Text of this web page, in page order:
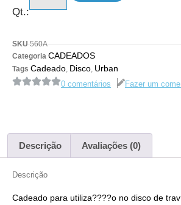
Qt.:
SKU 560A
Categoria CADEADOS
Tags Cadeado, Disco, Urban
0 comentários Fazer um
Descrição Avaliações (0)
Descrição
Cadeado para utiliza????o no disco de